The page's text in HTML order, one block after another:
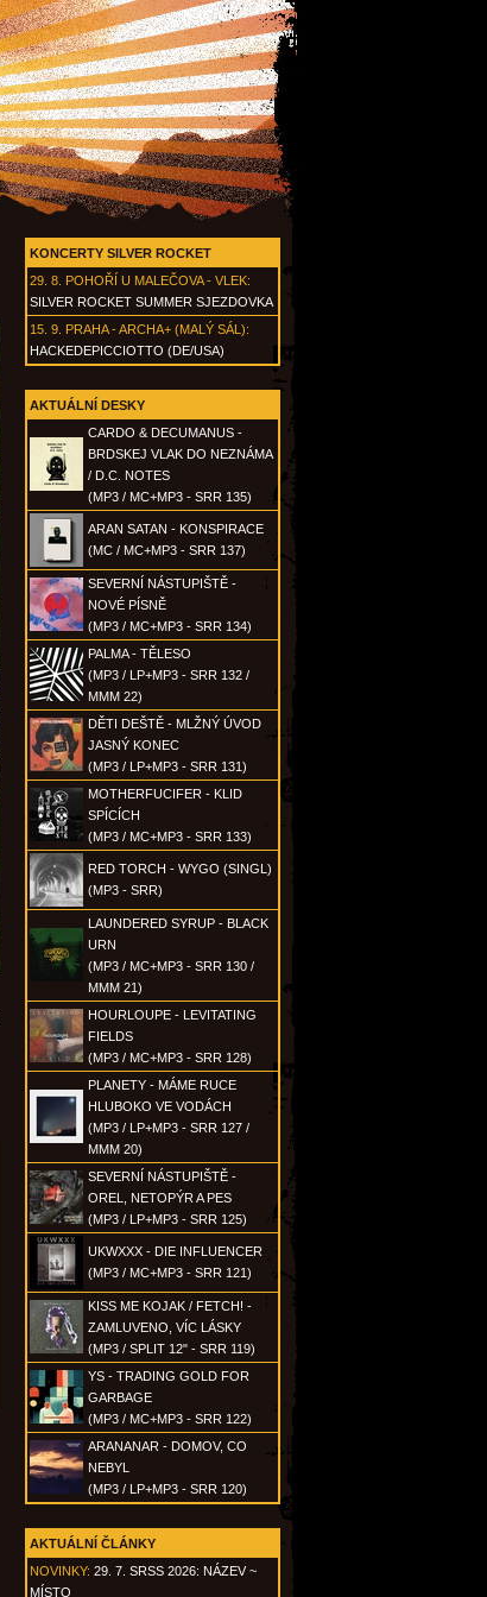
KONCERTY SILVER ROCKET
29. 8. POHOŘÍ U MALEČOVA - VLEK:
SILVER ROCKET SUMMER SJEZDOVKA
15. 9. PRAHA - ARCHA+ (MALÝ SÁL):
HACKEDEPICCIOTTO (DE/USA)
AKTUÁLNÍ DESKY
CARDO & DECUMANUS -
BRDSKEJ VLAK DO NEZNÁMA
/ D.C. NOTES
(MP3 / MC+MP3 - SRR 135)
ARAN SATAN - KONSPIRACE
(MC / MC+MP3 - SRR 137)
SEVERNÍ NÁSTUPIŠTĚ -
NOVÉ PÍSNĚ
(MP3 / MC+MP3 - SRR 134)
PALMA - TĚLESO
(MP3 / LP+MP3 - SRR 132 /
MMM 22)
DĚTI DEŠTĚ - MLŽNÝ ÚVOD
JASNÝ KONEC
(MP3 / LP+MP3 - SRR 131)
MOTHERFUCIFER - KLID
SPÍCÍCH
(MP3 / MC+MP3 - SRR 133)
RED TORCH - WYGO (SINGL)
(MP3 - SRR)
LAUNDERED SYRUP - BLACK
URN
(MP3 / MC+MP3 - SRR 130 /
MMM 21)
HOURLOUPE - LEVITATING
FIELDS
(MP3 / MC+MP3 - SRR 128)
PLANETY - MÁME RUCE
HLUBOKO VE VODÁCH
(MP3 / LP+MP3 - SRR 127 /
MMM 20)
SEVERNÍ NÁSTUPIŠTĚ -
OREL, NETOPÝR A PES
(MP3 / LP+MP3 - SRR 125)
UKWXXX - DIE INFLUENCER
(MP3 / MC+MP3 - SRR 121)
KISS ME KOJAK / FETCH! -
ZAMLUVENO, VÍC LÁSKY
(MP3 / SPLIT 12" - SRR 119)
YS - TRADING GOLD FOR
GARBAGE
(MP3 / MC+MP3 - SRR 122)
ARANANAR - DOMOV, CO
NEBYL
(MP3 / LP+MP3 - SRR 120)
AKTUÁLNÍ ČLÁNKY
NOVINKY: 29. 7. SRSS 2026: NÁZEV ~
MÍSTO